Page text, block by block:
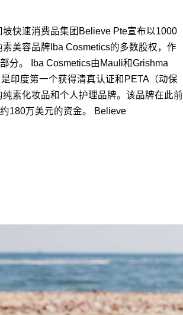
坡快速消费品集团Believe Pte宣布以1000
美容品牌Iba Cosmetics的多数股权，作
分。 Iba Cosmetics由Mauli和Grishma
印度第一个获得清真认证和PETA（动保
素化妆品和个人护理品牌。该品牌在此前
180万美元的资金。 Believe